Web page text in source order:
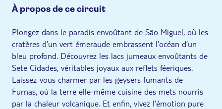
À propos de ce circuit
Plongez dans le paradis envoûtant de São Miguel, où les
cratères d’un vert émeraude embrassent l’océan d’un
bleu profond. Découvrez les lacs jumeaux envoûtants de
Sete Cidades, véritables joyaux aux reflets féeriques.
Laissez-vous charmer par les geysers fumants de
Furnas, où la terre elle-même cuisine des mets nourris
par la chaleur volcanique. Et enfin, vivez l’émotion pure